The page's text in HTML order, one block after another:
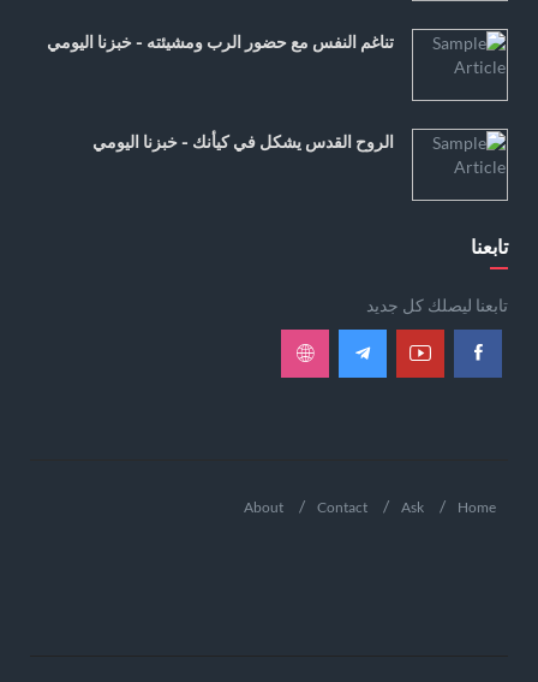
تناغم النفس مع حضور الرب ومشيئته - خبزنا اليومي
الروح القدس يشكل في كيأنك - خبزنا اليومي
تابعنا
تابعنا ليصلك كل جديد
Home
Ask
Contact
About